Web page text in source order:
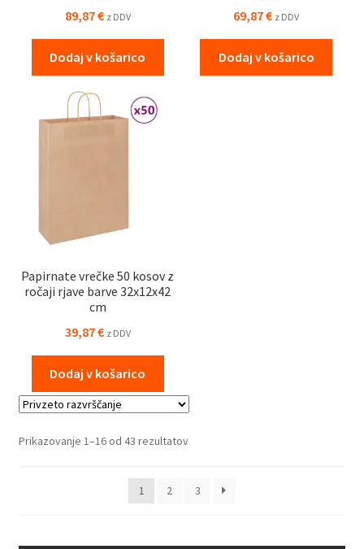
89,87€ z DDV
Dodaj v košarico
69,87€ z DDV
Dodaj v košarico
Papirnate vrečke 50 kosov z
ročaji rjave barve 32x12x42
cm
39,87€ z DDV
Dodaj v košarico
Prikazovanje 1–16 od 43 rezultatov
1 2 3